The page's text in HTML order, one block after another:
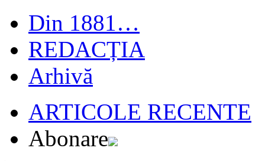
Din 1881…
REDACȚIA
Arhivă
ARTICOLE RECENTE
Abonare